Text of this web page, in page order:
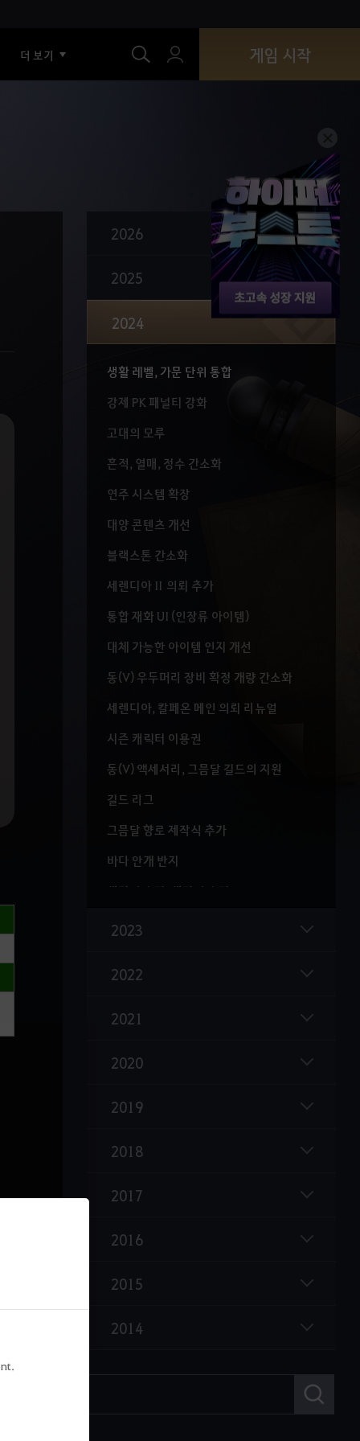
더 보기 게임 시작
2026
2025
2024
채집·낚시 도구, 가문 단위 통합
가모스 토벌 의뢰 개선
선박 장비 강화 아이템 간소화
데보레카 반지
거점전 개편
생활 레벨, 가문 단위 통합
강제 PK 패널티 강화
고대의 모루
흔적, 열매, 정수 간소화
연주 시스템 확장
대양 콘텐츠 개선
블랙스톤 간소화
세렌디아 II 의뢰 추가
통합 재화 UI (인장류 아이템)
대체 가능한 아이템 인지 개선
동(V) 우두머리 장비 확정 개량 간소화
세렌디아, 칼페온 메인 의뢰 리뉴얼
시즌 캐릭터 이용권
동(V) 액세서리, 그믐달 길드의 지원
길드 리그
그믐달 향로 제작식 추가
바다 안개 반지
생명의 수정, 생기의 수정
울루키타 남부, 이스라히드 고원
나침반 종류 아이템 개선
무기/방어구 개량석 간소화
개량형 길드 갤리선
2023
2022
2021
2020
2019
2018
2017
2016
2015
2014